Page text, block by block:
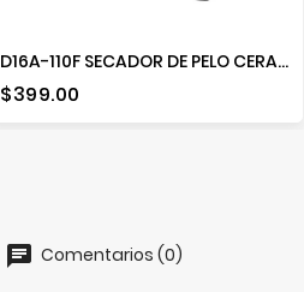
D16A-110F SECADOR DE PELO CERAMICA
Precio
$399.00
Comentarios (0)